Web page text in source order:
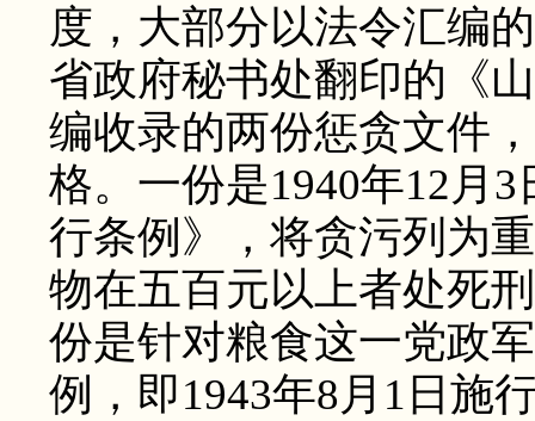
度，大部分以法令汇编
省政府秘书处翻印的《
编收录的两份惩贪文件
格。一份是1940年12月
行条例》，将贪污列为
物在五百元以上者处死
份是针对粮食这一党政
例，即1943年8月1日施